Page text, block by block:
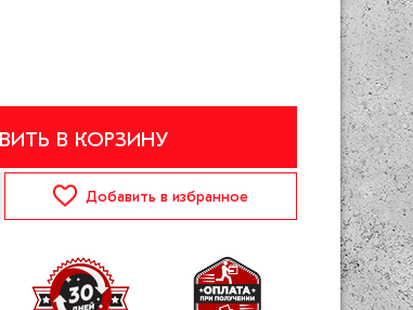
В КОРЗИНУ
Добавить в избранное